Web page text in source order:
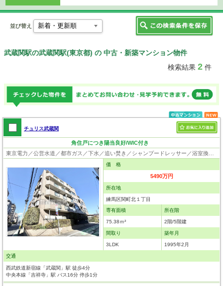
並び替え
武蔵関駅の武蔵関駅(東京都) の 中古・新築マンション物件
検索結果 2件
チュリス武蔵関
角住戸につき陽当良好/WIC付き
価 格
5490万円
所在地
練馬区関町北１丁目
専有面積
75.38ｍ²
所在階
2階/5階建
間取り
3LDK
築年月
1995年2月
交通
西武鉄道新宿線「武蔵関」駅 徒歩4分
中央本線「吉祥寺」駅 バス16分 停歩1分